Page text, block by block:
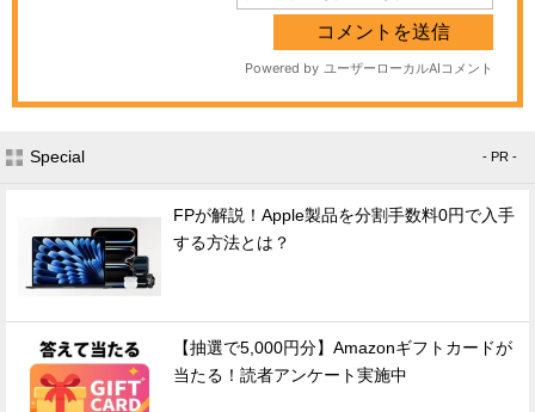
Special - PR -
FPが解説！Apple製品を分割手数料0円で入手
する方法とは？
【抽選で5,000円分】Amazonギフトカードが
当たる！読者アンケート実施中